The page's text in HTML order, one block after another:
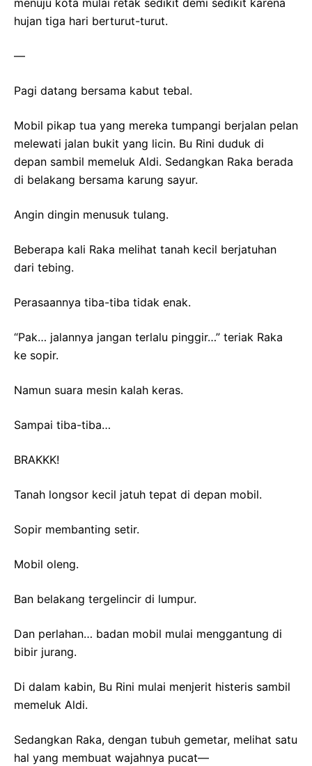
hujan tiga hari berturut-turut.
—
Pagi datang bersama kabut tebal.
Mobil pikap tua yang mereka tumpangi berjalan pelan
melewati jalan bukit yang licin. Bu Rini duduk di
depan sambil memeluk Aldi. Sedangkan Raka berada
di belakang bersama karung sayur.
Angin dingin menusuk tulang.
Beberapa kali Raka melihat tanah kecil berjatuhan
dari tebing.
Perasaannya tiba-tiba tidak enak.
“Pak… jalannya jangan terlalu pinggir…” teriak Raka
ke sopir.
Namun suara mesin kalah keras.
Sampai tiba-tiba…
BRAKKK!
Tanah longsor kecil jatuh tepat di depan mobil.
Sopir membanting setir.
Mobil oleng.
Ban belakang tergelincir di lumpur.
Dan perlahan… badan mobil mulai menggantung di
bibir jurang.
Di dalam kabin, Bu Rini mulai menjerit histeris sambil
memeluk Aldi.
Sedangkan Raka, dengan tubuh gemetar, melihat satu
hal yang membuat wajahnya pucat—